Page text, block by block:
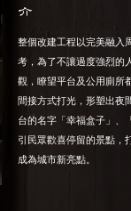
介
整個改建工程以完美融入
考，為了不讓過度強烈的
觀，瞭望平台及公用廁所
間接方式打光，形塑出夜
台的名字「幸福盒子」、
引民眾歡喜停留的景點，
成為城市新亮點。